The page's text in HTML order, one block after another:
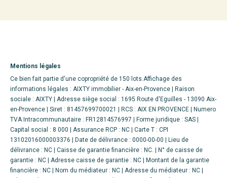
Mentions légales
Ce bien fait partie d'une copropriété de 150 lots.Affichage des
informations légales : AIXTY immobilier - Aix-en-Provence | Raison
sociale : AIXTY | Adresse siège social : 1695 Route d'Eguilles - 13090 Aix-
en-Provence | Siret : 81457699700021 | RCS : AIX EN PROVENCE | Numero
TVA Intracommunautaire : FR12814576997 | Forme juridique : SAS |
Capital social : 8 000 | Assurance RCP : NC | Carte T : CPI
13102016000003376 | Date de délivrance : 0000-00-00 | Lieu de
délivrance : NC | Caisse de garantie financière : NC. | N° de caisse de
garantie : NC | Adresse caisse de garantie : NC | Montant de la garantie
financière : NC | Nom du médiateur : NC | Adresse du médiateur : NC |